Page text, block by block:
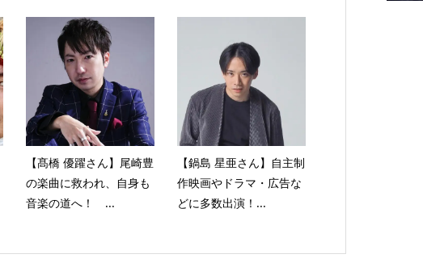
【髙橋 優躍さん】尾崎豊
の楽曲に救われ、自身も
音楽の道へ！ ...
【鍋島 星亜さん】自主制
作映画やドラマ・広告な
どに多数出演！...